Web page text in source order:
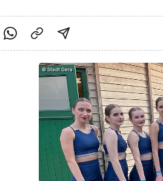
teilen
Twitter teilen
Per Link teilen
shareViaEmail
©Stadt Gera